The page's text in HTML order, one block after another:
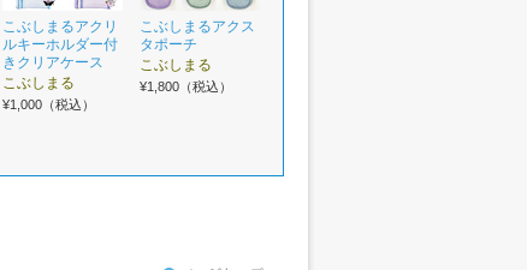
こぶしまるアクリ
ルキーホルダー付
きクリアケース
こぶしまる
¥1,000（税込）
こぶしまるアクス
タポーチ
こぶしまる
¥1,800（税込）